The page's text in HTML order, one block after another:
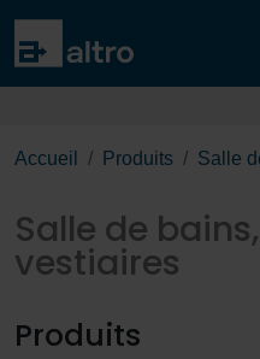
Accueil Produits Salle
Salle de
vestiaires
Produits